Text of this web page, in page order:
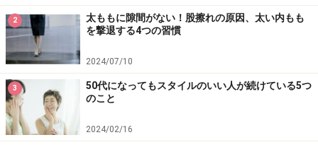
【関連記事】
脚やせに筋トレは逆効果？痩せる方法は「ストレッチ」
にあり
おしりと太ももを痩せたい人に！ 太もも痩せストレッチ
＆筋トレ
立ちながらダイエットで脚やせ新習慣！日頃の意識を変
2
太ももに隙間がない！股擦れの原因、太い内もも
を撃退する4つの習慣
2024/07/10
3
50代になってもスタイルのいい人が続けている5つ
のこと
2024/02/16